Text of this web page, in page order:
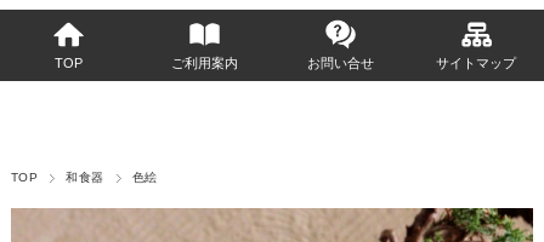
TOP ご利用案内 お問い合せ サイトマップ
TOP 和食器 色絵